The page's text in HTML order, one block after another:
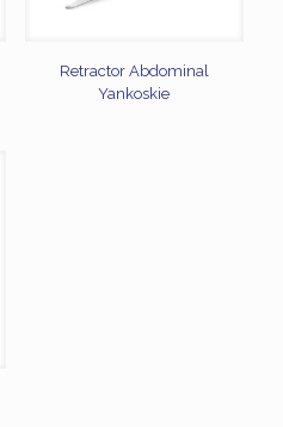
Retractor Abdominal
Yankoskie